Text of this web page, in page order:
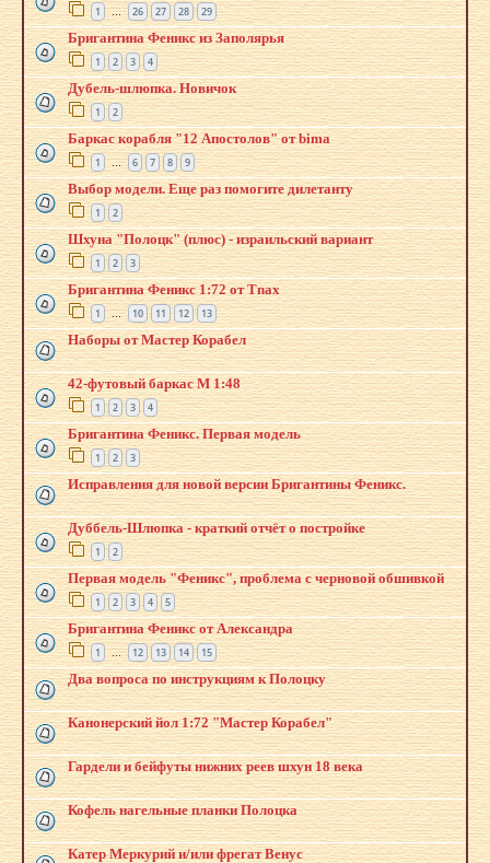
1 … 26 27 28 29
Бригантина Феникс из Заполярья
1 2 3 4
Дубель-шлюпка. Новичок
1 2
Баркас корабля "12 Апостолов" от bima
1 … 6 7 8 9
Выбор модели. Еще раз помогите дилетанту
1 2
Шхуна "Полоцк" (плюс) - израильский вариант
1 2 3
Бригантина Феникс 1:72 от Tnax
1 … 10 11 12 13
Наборы от Мастер Корабел
42-футовый баркас М 1:48
1 2 3 4
Бригантина Феникс. Первая модель
1 2 3
Исправления для новой версии Бригантины Феникс.
Дуббель-Шлюпка - краткий отчёт о постройке
1 2
Первая модель "Феникс", проблема с черновой обшивкой
1 2 3 4 5
Бригантина Феникс от Александра
1 … 12 13 14 15
Два вопроса по инструкциям к Полоцку
Канонерский йол 1:72 "Мастер Корабел"
Гардели и бейфуты нижних реев шхун 18 века
Кофель нагельные планки Полоцка
Катер Меркурий и/или фрегат Венус